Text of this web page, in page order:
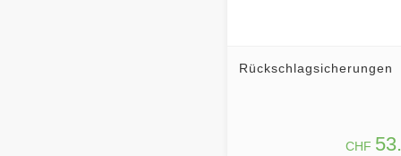
Rückschlagsicherungen
CHF